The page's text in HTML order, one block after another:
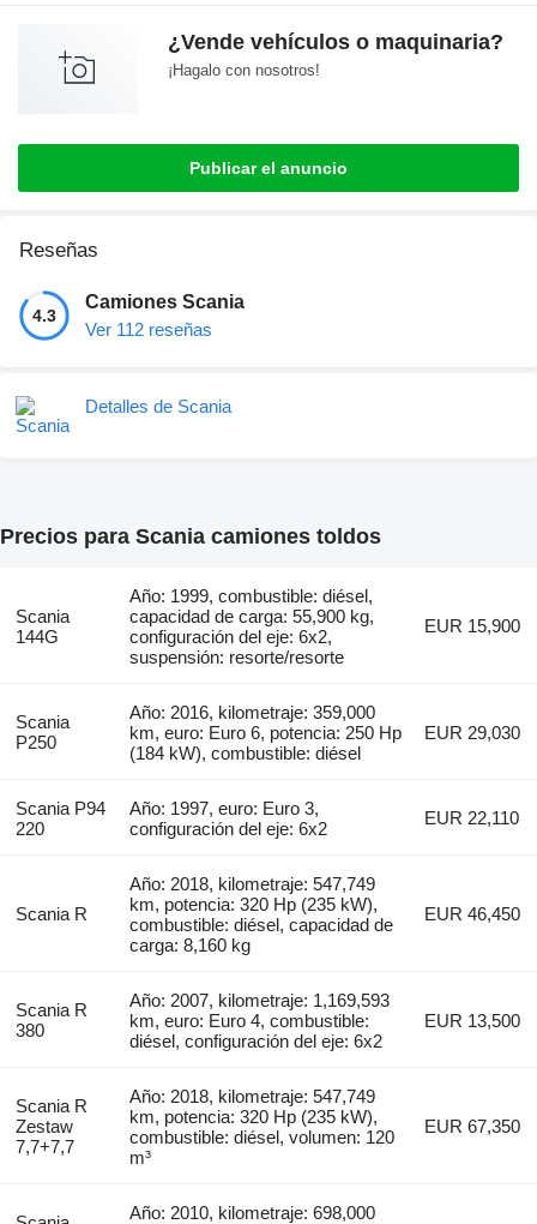
¿Vende vehículos o maquinaria?
¡Hagalo con nosotros!
Publicar el anuncio
Reseñas
4.3
Camiones Scania
Ver 112 reseñas
Detalles de Scania
Precios para Scania camiones toldos
Scania
144G
Año: 1999, combustible: diésel,
capacidad de carga: 55,900 kg,
configuración del eje: 6x2,
suspensión: resorte/resorte
EUR 15,900
Scania
P250
Año: 2016, kilometraje: 359,000
km, euro: Euro 6, potencia: 250 Hp
(184 kW), combustible: diésel
EUR 29,030
Scania P94
220
Año: 1997, euro: Euro 3,
configuración del eje: 6x2
EUR 22,110
Scania R
Año: 2018, kilometraje: 547,749
km, potencia: 320 Hp (235 kW),
combustible: diésel, capacidad de
carga: 8,160 kg
EUR 46,450
Scania R
380
Año: 2007, kilometraje: 1,169,593
km, euro: Euro 4, combustible:
diésel, configuración del eje: 6x2
EUR 13,500
Scania R
Zestaw
7,7+7,7
Año: 2018, kilometraje: 547,749
km, potencia: 320 Hp (235 kW),
combustible: diésel, volumen: 120
m³
EUR 67,350
Año: 2010, kilometraje: 698,000